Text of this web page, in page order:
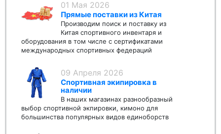
01 Мая 2026
Прямые поставки из Китая
Производим поиск и поставку из
Китая спортивного инвентаря и
оборудования в том числе с сертификатами
международных спортивных федераций
09 Апреля 2026
Спортивная экипировка в
наличии
В наших магазинах разнообразный
выбор спортивной экпировки, кимоно для
большинства популярных видов единоборств